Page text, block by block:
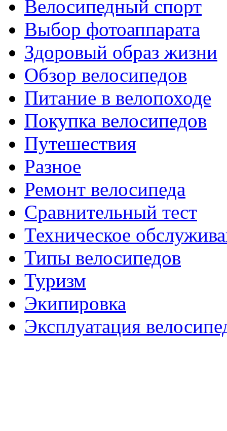
Велосипедный спорт
Выбор фотоаппарата
Здоровый образ жизни
Обзор велосипедов
Питание в велопоходе
Покупка велосипедов
Путешествия
Разное
Ремонт велосипеда
Сравнительный тест
Техническое
Типы велосипедов
Туризм
Экипировка
Эксплуатация